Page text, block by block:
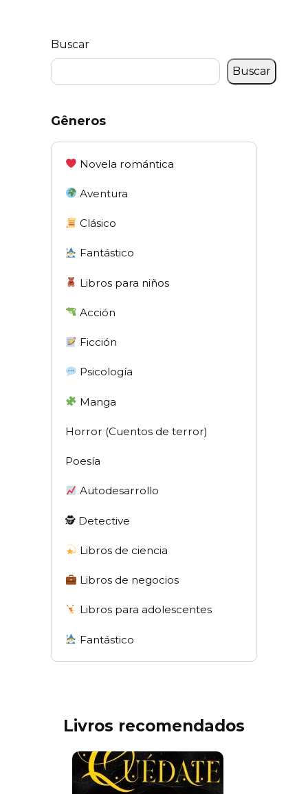
Buscar
Buscar
Gêneros
Novela romántica
Aventura
Clásico
Fantástico
Libros para niños
Acción
Ficción
Psicología
Manga
Horror (Cuentos de terror)
Poesía
Autodesarrollo
🕵 Detective
Libros de ciencia
Libros de negocios
Libros para adolescentes
Fantástico
Livros recomendados